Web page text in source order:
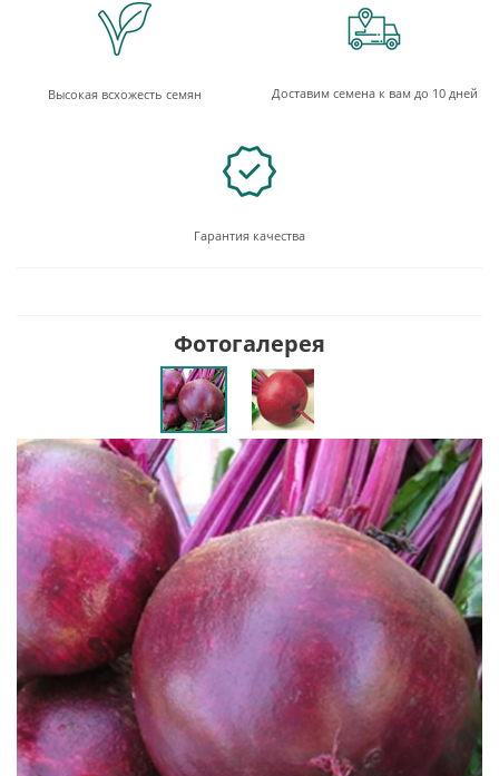
Высокая всхожесть семян Доставим семена к вам до 10 дней
Гарантия качества
Фотогалерея